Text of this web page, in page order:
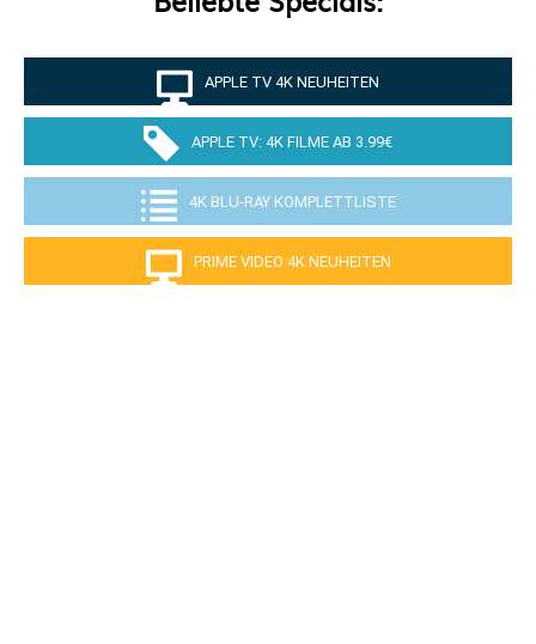
APPLE TV 4K NEUHEITEN
APPLE TV: 4K FILME AB 3.99€
4K BLU-RAY KOMPLETTLISTE
PRIME VIDEO 4K NEUHEITEN